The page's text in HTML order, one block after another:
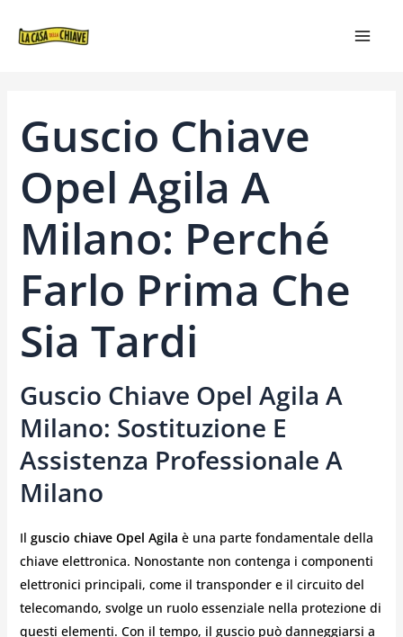
Guscio Chiave
Opel Agila A
Milano: Perché
Farlo Prima Che
Sia Tardi
Guscio Chiave Opel Agila A
Milano: Sostituzione E
Assistenza Professionale A
Milano
Il guscio chiave Opel Agila è una parte fondamentale della
chiave elettronica. Nonostante non contenga i componenti
elettronici principali, come il transponder e il circuito del
telecomando, svolge un ruolo essenziale nella protezione di
questi elementi. Con il tempo, il guscio può danneggiarsi a
ARTICOLI